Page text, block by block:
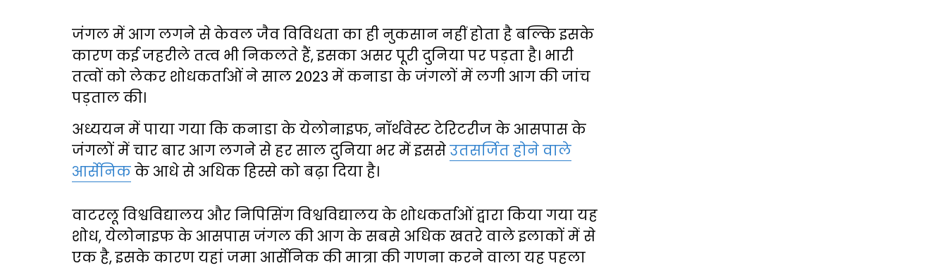
जंगल में आग लगने से केवल जैव विविधता का ही नुकसान नहीं होता है बल्कि इसके
कारण कई जहरीले तत्व भी निकलते हैं, इसका असर पूरी दुनिया पर पड़ता है। भारी
तत्वों को लेकर शोधकर्ताओं ने साल 2023 में कनाडा के जंगलों में लगी आग की जांच
पड़ताल की।
अध्ययन में पाया गया कि कनाडा के येलोनाइफ, नॉर्थवेस्ट टेरिटरीज के आसपास के
जंगलों में चार बार आग लगने से हर साल दुनिया भर में इससेउतसर्जित होने वाले
आर्सेनिकके आधे से अधिक हिस्से को बढ़ा दिया है।
वाटरलू विश्वविद्यालय और निपिसिंग विश्वविद्यालय के शोधकर्ताओं द्वारा किया गया यह
शोध, येलोनाइफ के आसपास जंगल की आग के सबसे अधिक खतरे वाले इलाकों में से
एक है, इसके कारण यहां जमा आर्सेनिक की मात्रा की गणना करने वाला यह पहला